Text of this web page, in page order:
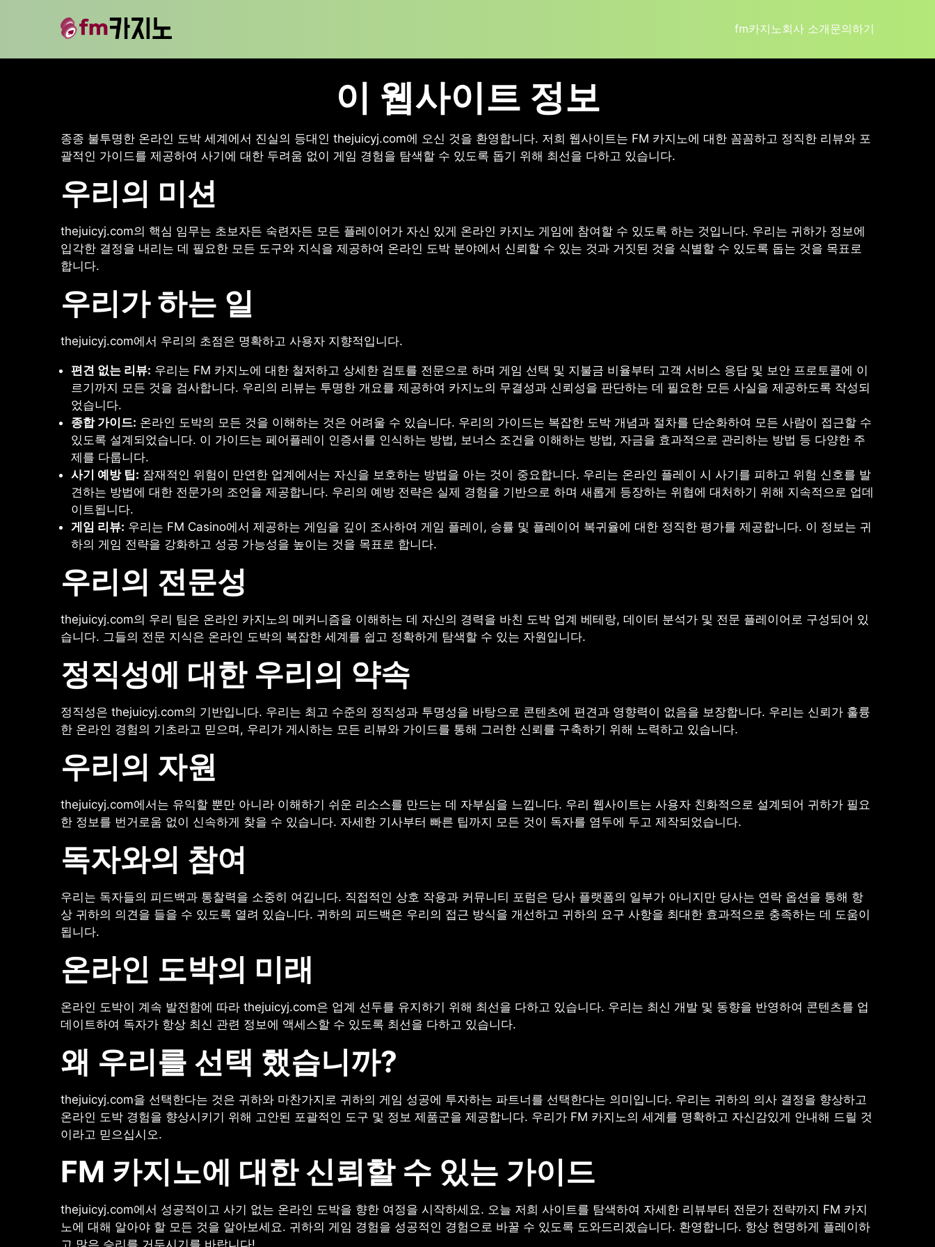
fm카지노회사 소개문의하기
이 웹사이트 정보
종종 불투명한 온라인 도박 세계에서 진실의 등대인 thejuicyj.com에 오신 것을 환영합니다. 저희 웹사이트는 FM 카지노에 대한 꼼꼼하고 정직한 리뷰와 포
괄적인 가이드를 제공하여 사기에 대한 두려움 없이 게임 경험을 탐색할 수 있도록 돕기 위해 최선을 다하고 있습니다.
우리의 미션
thejuicyj.com의 핵심 임무는 초보자든 숙련자든 모든 플레이어가 자신 있게 온라인 카지노 게임에 참여할 수 있도록 하는 것입니다. 우리는 귀하가 정보에
입각한 결정을 내리는 데 필요한 모든 도구와 지식을 제공하여 온라인 도박 분야에서 신뢰할 수 있는 것과 거짓된 것을 식별할 수 있도록 돕는 것을 목표로
합니다.
우리가 하는 일
thejuicyj.com에서 우리의 초점은 명확하고 사용자 지향적입니다.
편견 없는 리뷰: 우리는 FM 카지노에 대한 철저하고 상세한 검토를 전문으로 하며 게임 선택 및 지불금 비율부터 고객 서비스 응답 및 보안 프로토콜에 이
르기까지 모든 것을 검사합니다. 우리의 리뷰는 투명한 개요를 제공하여 카지노의 무결성과 신뢰성을 판단하는 데 필요한 모든 사실을 제공하도록 작성되
었습니다.
종합 가이드: 온라인 도박의 모든 것을 이해하는 것은 어려울 수 있습니다. 우리의 가이드는 복잡한 도박 개념과 절차를 단순화하여 모든 사람이 접근할 수
있도록 설계되었습니다. 이 가이드는 페어플레이 인증서를 인식하는 방법, 보너스 조건을 이해하는 방법, 자금을 효과적으로 관리하는 방법 등 다양한 주
제를 다룹니다.
사기 예방 팁: 잠재적인 위험이 만연한 업계에서는 자신을 보호하는 방법을 아는 것이 중요합니다. 우리는 온라인 플레이 시 사기를 피하고 위험 신호를 발
견하는 방법에 대한 전문가의 조언을 제공합니다. 우리의 예방 전략은 실제 경험을 기반으로 하며 새롭게 등장하는 위협에 대처하기 위해 지속적으로 업데
이트됩니다.
게임 리뷰: 우리는 FM Casino에서 제공하는 게임을 깊이 조사하여 게임 플레이, 승률 및 플레이어 복귀율에 대한 정직한 평가를 제공합니다. 이 정보는 귀
하의 게임 전략을 강화하고 성공 가능성을 높이는 것을 목표로 합니다.
우리의 전문성
thejuicyj.com의 우리 팀은 온라인 카지노의 메커니즘을 이해하는 데 자신의 경력을 바친 도박 업계 베테랑, 데이터 분석가 및 전문 플레이어로 구성되어 있
습니다. 그들의 전문 지식은 온라인 도박의 복잡한 세계를 쉽고 정확하게 탐색할 수 있는 자원입니다.
정직성에 대한 우리의 약속
정직성은 thejuicyj.com의 기반입니다. 우리는 최고 수준의 정직성과 투명성을 바탕으로 콘텐츠에 편견과 영향력이 없음을 보장합니다. 우리는 신뢰가 훌륭
한 온라인 경험의 기초라고 믿으며, 우리가 게시하는 모든 리뷰와 가이드를 통해 그러한 신뢰를 구축하기 위해 노력하고 있습니다.
우리의 자원
thejuicyj.com에서는 유익할 뿐만 아니라 이해하기 쉬운 리소스를 만드는 데 자부심을 느낍니다. 우리 웹사이트는 사용자 친화적으로 설계되어 귀하가 필요
한 정보를 번거로움 없이 신속하게 찾을 수 있습니다. 자세한 기사부터 빠른 팁까지 모든 것이 독자를 염두에 두고 제작되었습니다.
독자와의 참여
우리는 독자들의 피드백과 통찰력을 소중히 여깁니다. 직접적인 상호 작용과 커뮤니티 포럼은 당사 플랫폼의 일부가 아니지만 당사는 연락 옵션을 통해 항
상 귀하의 의견을 들을 수 있도록 열려 있습니다. 귀하의 피드백은 우리의 접근 방식을 개선하고 귀하의 요구 사항을 최대한 효과적으로 충족하는 데 도움이
됩니다.
온라인 도박의 미래
온라인 도박이 계속 발전함에 따라 thejuicyj.com은 업계 선두를 유지하기 위해 최선을 다하고 있습니다. 우리는 최신 개발 및 동향을 반영하여 콘텐츠를 업
데이트하여 독자가 항상 최신 관련 정보에 액세스할 수 있도록 최선을 다하고 있습니다.
왜 우리를 선택 했습니까?
thejuicyj.com을 선택한다는 것은 귀하와 마찬가지로 귀하의 게임 성공에 투자하는 파트너를 선택한다는 의미입니다. 우리는 귀하의 의사 결정을 향상하고
온라인 도박 경험을 향상시키기 위해 고안된 포괄적인 도구 및 정보 제품군을 제공합니다. 우리가 FM 카지노의 세계를 명확하고 자신감있게 안내해 드릴 것
이라고 믿으십시오.
FM 카지노에 대한 신뢰할 수 있는 가이드
thejuicyj.com에서 성공적이고 사기 없는 온라인 도박을 향한 여정을 시작하세요. 오늘 저희 사이트를 탐색하여 자세한 리뷰부터 전문가 전략까지 FM 카지
노에 대해 알아야 할 모든 것을 알아보세요. 귀하의 게임 경험을 성공적인 경험으로 바꿀 수 있도록 도와드리겠습니다. 환영합니다. 항상 현명하게 플레이하